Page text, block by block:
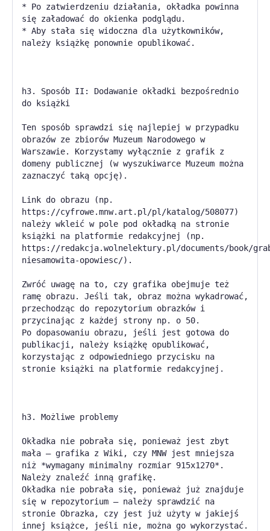
* Po zatwierdzeniu działania, okładka powinna
się załadować do okienka podglądu.
* Aby stała się widoczna dla użytkowników,
należy książkę ponownie opublikować.
h3. Sposób II: Dodawanie okładki bezpośrednio
do książki
Ten sposób sprawdzi się najlepiej w przypadku
obrazów ze zbiorów Muzeum Narodowego w
Warszawie. Korzystamy wyłącznie z grafik z
domeny publicznej (w wyszukiwarce Muzeum można
zaznaczyć taką opcję).
Link do obrazu (np.
https://cyfrowe.mnw.art.pl/pl/katalog/508077)
należy wkleić w pole pod okładką na stronie
książki na platformie redakcyjnej (np.
https://redakcja.wolnelektury.pl/documents/book/
niesamowita-opowiesc/).
Zwróć uwagę na to, czy grafika obejmuje też
ramę obrazu. Jeśli tak, obraz można wykadrować,
przechodząc do repozytorium obrazków i
przycinając z każdej strony np. o 50.
Po dopasowaniu obrazu, jeśli jest gotowa do
publikacji, należy książkę opublikować,
korzystając z odpowiedniego przycisku na
stronie książki na platformie redakcyjnej.
h3. Możliwe problemy
Okładka nie pobrała się, ponieważ jest zbyt
mała — grafika z Wiki, czy MNW jest mniejsza
niż *wymagany minimalny rozmiar 915x1270*.
Należy znaleźć inną grafikę.
Okładka nie pobrała się, ponieważ już znajduje
się w repozytorium — należy sprawdzić na
stronie Obrazka, czy jest już użyty w jakiejś
innej książce, jeśli nie, można go wykorzystać.